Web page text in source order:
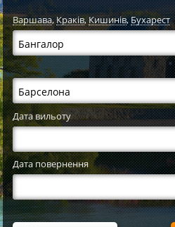
Варшава,Краків,Кишинів,Бухарест
Дата вильоту
Дата повернення